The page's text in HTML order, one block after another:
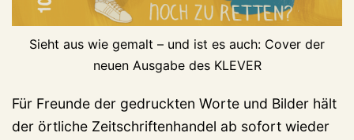
Sieht aus wie gemalt – und ist es auch: Cover der
neuen Ausgabe des KLEVER
Für Freunde der gedruckten Worte und Bilder hält
der örtliche Zeitschriftenhandel ab sofort wieder